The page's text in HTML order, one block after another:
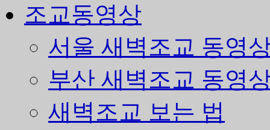
조교동영상
서울 새벽조교 동영
부산 새벽조교 동영
새벽조교 보는 법